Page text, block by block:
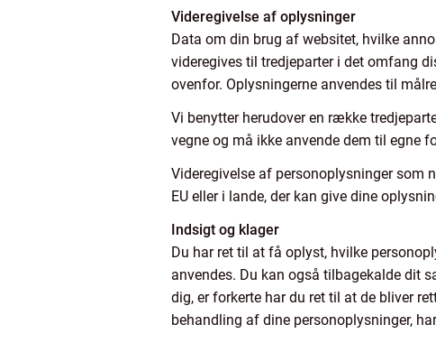
Videregivelse af oplysninger
Data om din brug af websitet, hvilke
videregives til tredjeparter i det omfang
ovenfor. Oplysningerne anvendes til
Vi benytter herudover en række
vegne og må ikke anvende dem til egne
Videregivelse af personoplysninger som
EU eller i lande, der kan give dine
Indsigt og klager
Du har ret til at få oplyst, hvilke
anvendes. Du kan også tilbagekalde dit
dig, er forkerte har du ret til at de bliver
behandling af dine personoplysninger,